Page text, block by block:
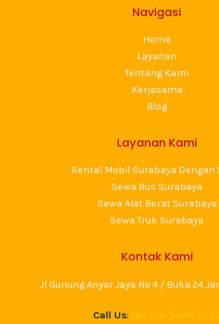
Navigasi
Home
Layanan
Tentang Kami
Kerjasama
Blog
Layanan Kami
Rental Mobil Surabaya Dengan
Sewa Bus Surabaya
Sewa Alat Berat Surabaya
Sewa Truk Surabaya
Kontak Kami
Jl Gunung Anyar Jaya No 4 / Buka 24
Call Us: